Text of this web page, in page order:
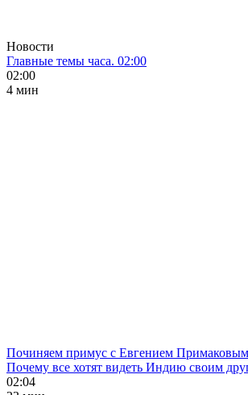
Новости
Главные темы часа. 02:00
02:00
4 мин
Починяем примус с Евгением Примаковым
Почему все хотят видеть Индию своим
02:04